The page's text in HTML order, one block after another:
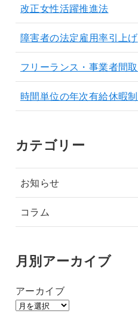
改正女性活躍推進法
障害者の法定雇用率引上げ
フリーランス・事業者間
時間単位の年次有給休暇
カテゴリー
お知らせ
コラム
月別アーカイブ
アーカイブ